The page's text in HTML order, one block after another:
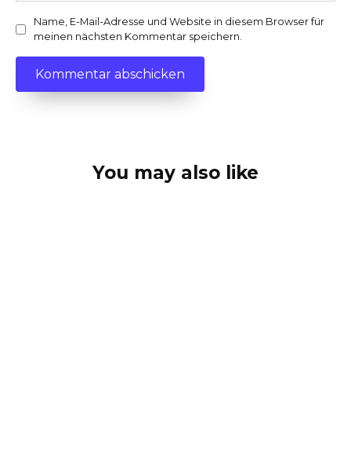
Name, E-Mail-Adresse und Website in diesem Browser für
meinen nächsten Kommentar speichern.
You may also like